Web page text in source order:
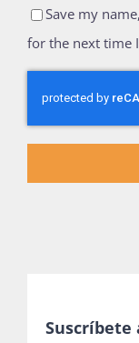
Save my
for the next time
Suscríbete